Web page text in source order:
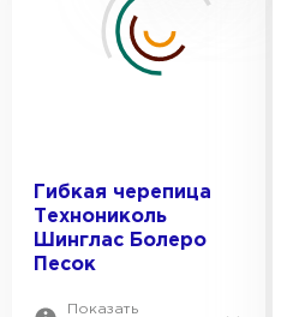
Гибкая черепица
Технониколь
Шинглас Болеро
Песок
Показать